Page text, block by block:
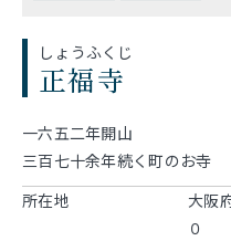
しょうふくじ
正福寺
一六五二年開山
三百七十余年続く町のお寺
所在地
大阪
０